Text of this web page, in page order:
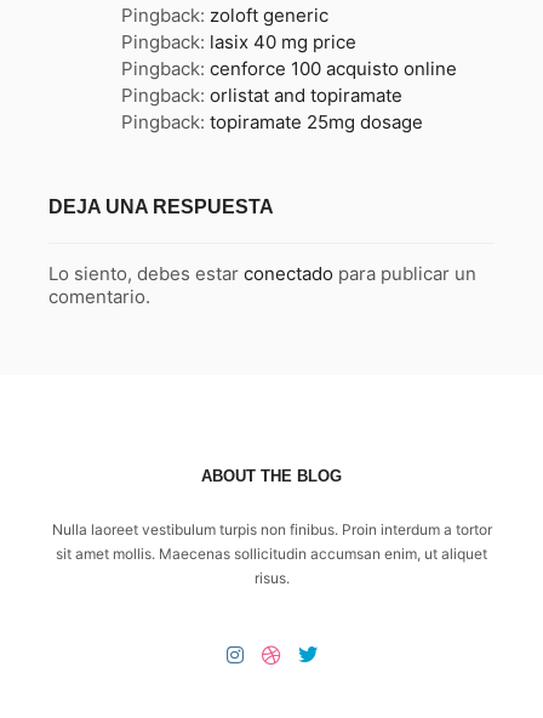
Pingback: zoloft generic
Pingback: lasix 40 mg price
Pingback: cenforce 100 acquisto online
Pingback: orlistat and topiramate
Pingback: topiramate 25mg dosage
DEJA UNA RESPUESTA
Lo siento, debes estar conectado para publicar un
comentario.
ABOUT THE BLOG
Nulla laoreet vestibulum turpis non finibus. Proin interdum a tortor
sit amet mollis. Maecenas sollicitudin accumsan enim, ut aliquet
risus.